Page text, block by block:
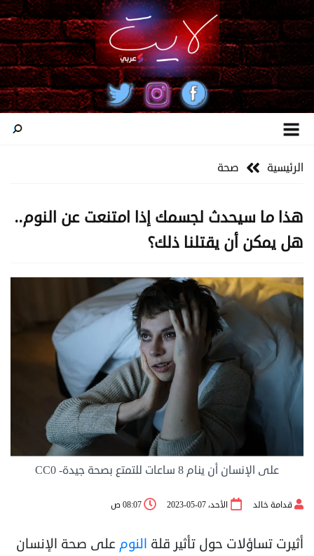
الرئيسية صحة
هذا ما سيحدث لجسمك إذا امتنعت عن النوم..
هل يمكن أن يقتلنا ذلك؟
على الإنسان أن ينام 8 ساعات للتمتع بصحة جيدة- CC0
قدامة خالد الأحد، 07-05-2023 08:07 ص
أثيرت تساؤلات حول تأثير قلة النوم على صحة الإنسان